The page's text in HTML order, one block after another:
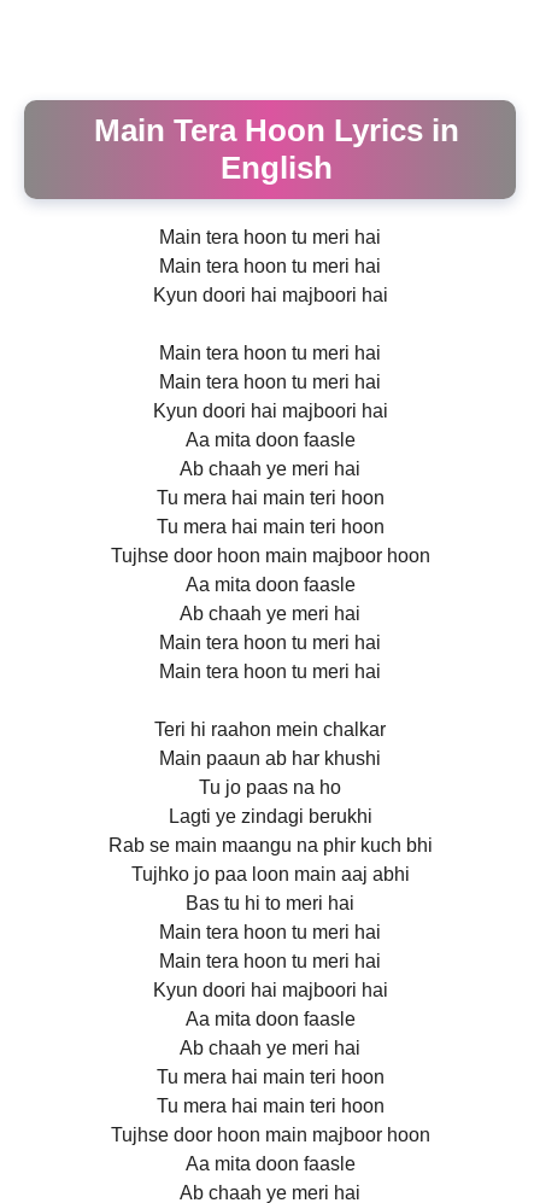
Main Tera Hoon Lyrics in
English
Main tera hoon tu meri hai
Main tera hoon tu meri hai
Kyun doori hai majboori hai
Main tera hoon tu meri hai
Main tera hoon tu meri hai
Kyun doori hai majboori hai
Aa mita doon faasle
Ab chaah ye meri hai
Tu mera hai main teri hoon
Tu mera hai main teri hoon
Tujhse door hoon main majboor hoon
Aa mita doon faasle
Ab chaah ye meri hai
Main tera hoon tu meri hai
Main tera hoon tu meri hai
Teri hi raahon mein chalkar
Main paaun ab har khushi
Tu jo paas na ho
Lagti ye zindagi berukhi
Rab se main maangu na phir kuch bhi
Tujhko jo paa loon main aaj abhi
Bas tu hi to meri hai
Main tera hoon tu meri hai
Main tera hoon tu meri hai
Kyun doori hai majboori hai
Aa mita doon faasle
Ab chaah ye meri hai
Tu mera hai main teri hoon
Tu mera hai main teri hoon
Tujhse door hoon main majboor hoon
Aa mita doon faasle
Ab chaah ye meri hai